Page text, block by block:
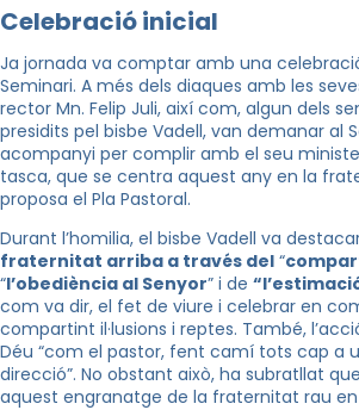
Celebració inicial
Ja jornada va comptar amb una
Seminari. A més dels diaques amb les
rector Mn. Felip Juli, així com, algun dels
presidits pel bisbe Vadell, van demanar al
acompanyi per complir amb el seu
tasca, que se centra aquest any en la
proposa el Pla Pastoral.
Durant l’homilia, el bisbe Vadell va
fraternitat arriba a través del “
“l’obediència al Senyor” i de
com va dir, el fet de viure i celebrar en
compartint il·lusions i reptes. També,
Déu “com el pastor, fent camí tots cap a
direcció”. No obstant això, ha subratllat
aquest engranatge de la fraternitat rau en